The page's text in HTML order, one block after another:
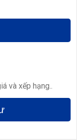
và xếp hạng..